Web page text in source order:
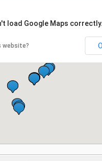
load Google Maps correctly.
website?